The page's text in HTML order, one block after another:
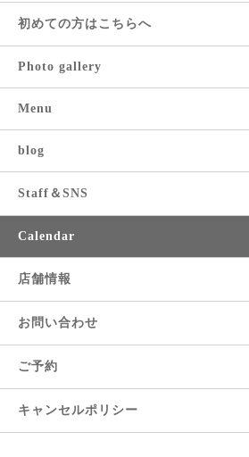
初めての方はこちらへ
Photo gallery
Menu
blog
Staff＆SNS
Calendar
店舗情報
お問い合わせ
ご予約
キャンセルポリシー